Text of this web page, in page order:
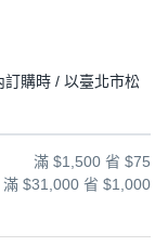
訂購時 / 以臺北市松
滿 $1,500 省 $75
滿 $31,000 省 $1,000